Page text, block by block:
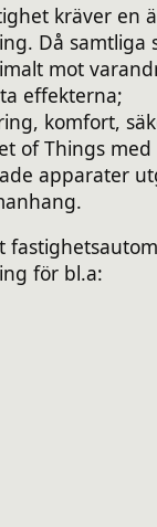
kräver en
Då samtliga
mot
effekterna;
komfort,
of Things med
apparater
för bl.a: